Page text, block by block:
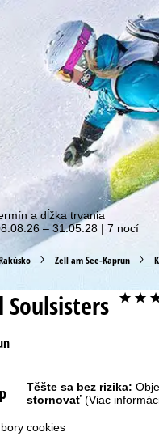
cookies
o našich zľavových
a dĺžka trvania
– 31.05.28 | 7 nocí
Zell am See-Kaprun
Soulsisters
Těšte sa bez rizika:
stornovať (Viac